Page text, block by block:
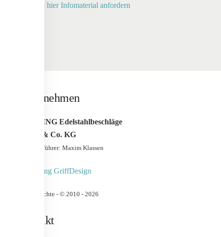
hier Infomaterial anfordern
Unternehmen
WERDING Edelstahlbeschläge
GmbH & Co. KG
Geschäfstführer: Maxim Klassen
Urheberrechte - © 2010 - 2026
Kontakt